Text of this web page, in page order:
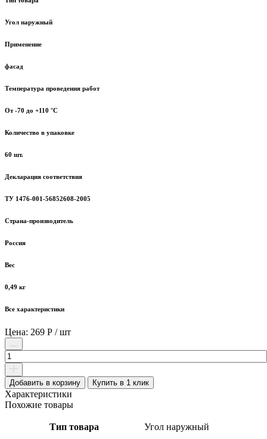
Угол наружный
Применение
фасад
Температура проведения работ
От -70 до +110 °С
Количество в упаковке
60 шт.
Декларация соответствия
ТУ 1476-001-56852608-2005
Страна-производитель
Россия
Вес
0,49 кг
Все характеристики
Цена: 269 Р / шт
Количество
товара
Угол
наружный
металлический
полиэстер
Технониколь
Добавить в корзину Купить в 1 клик
Характеристики
Похожие товары
Тип товара Угол наружный